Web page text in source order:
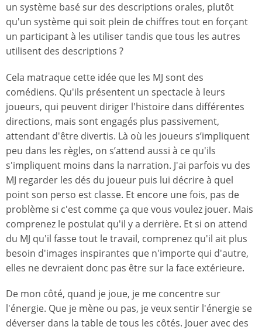
un système basé sur des descriptions orales, plutôt
qu'un système qui soit plein de chiffres tout en forçant
un participant à les utiliser tandis que tous les autres
utilisent des descriptions ?
Cela matraque cette idée que les MJ sont des
comédiens. Qu'ils présentent un spectacle à leurs
joueurs, qui peuvent diriger l'histoire dans différentes
directions, mais sont engagés plus passivement,
attendant d'être divertis. Là où les joueurs s’impliquent
peu dans les règles, on s’attend aussi à ce qu'ils
s'impliquent moins dans la narration. J'ai parfois vu des
MJ regarder les dés du joueur puis lui décrire à quel
point son perso est classe. Et encore une fois, pas de
problème si c'est comme ça que vous voulez jouer. Mais
comprenez le postulat qu'il y a derrière. Et si on attend
du MJ qu'il fasse tout le travail, comprenez qu'il ait plus
besoin d'images inspirantes que n'importe qui d'autre,
elles ne devraient donc pas être sur la face extérieure.
De mon côté, quand je joue, je me concentre sur
l'énergie. Que je mène ou pas, je veux sentir l'énergie se
déverser dans la table de tous les côtés. Jouer avec des